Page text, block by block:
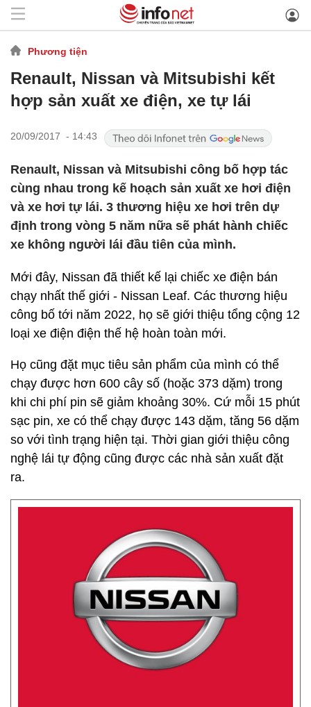
Phương tiện
Renault, Nissan và Mitsubishi kết
hợp sản xuất xe điện, xe tự lái
20/09/2017 - 14:43
Renault, Nissan và Mitsubishi công bố hợp tác
cùng nhau trong kế hoạch sản xuất xe hơi điện
và xe hơi tự lái. 3 thương hiệu xe hơi trên dự
định trong vòng 5 năm nữa sẽ phát hành chiếc
xe không người lái đầu tiên của mình.
Mới đây, Nissan đã thiết kế lại chiếc xe điện bán
chạy nhất thế giới - Nissan Leaf. Các thương hiệu
công bố tới năm 2022, họ sẽ giới thiệu tổng cộng 12
loại xe điện điện thế hệ hoàn toàn mới.
Họ cũng đặt mục tiêu sản phẩm của mình có thể
chạy được hơn 600 cây số (hoặc 373 dặm) trong
khi chi phí pin sẽ giảm khoảng 30%. Cứ mỗi 15 phút
sạc pin, xe có thể chạy được 143 dặm, tăng 56 dặm
so với tình trạng hiện tại. Thời gian giới thiệu công
nghệ lái tự động cũng được các nhà sản xuất đặt
ra.